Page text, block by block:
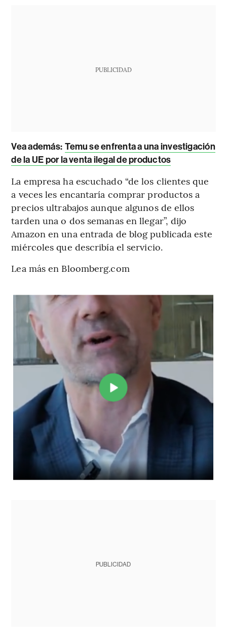
PUBLICIDAD
Vea además: Temu se enfrenta a una investigación
de la UE por la venta ilegal de productos
La empresa ha escuchado “de los clientes que
a veces les encantaría comprar productos a
precios ultrabajos aunque algunos de ellos
tarden una o dos semanas en llegar”, dijo
Amazon en una entrada de blog publicada este
miércoles que describía el servicio.
Lea más en Bloomberg.com
PUBLICIDAD